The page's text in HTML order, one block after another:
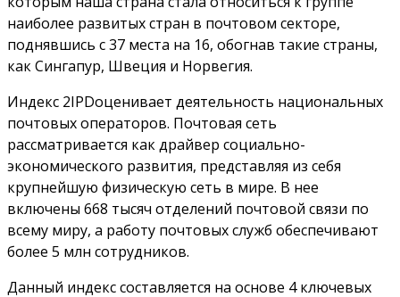
наиболее развитых стран в почтовом секторе,
поднявшись с 37 места на 16, обогнав такие страны,
как Сингапур, Швеция и Норвегия.
Индекс 2IPDоценивает деятельность национальных
почтовых операторов. Почтовая сеть
рассматривается как драйвер социально-
экономического развития, представляя из себя
крупнейшую физическую сеть в мире. В нее
включены 668 тысяч отделений почтовой связи по
всему миру, а работу почтовых служб обеспечивают
более 5 млн сотрудников.
Данный индекс составляется на основе 4 ключевых